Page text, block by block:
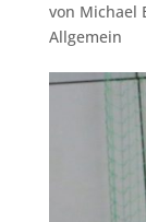
von Michael
Allgemein